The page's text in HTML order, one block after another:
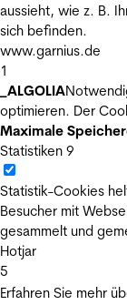
aussieht, wie z. B.
sich befinden.
www.garnius.de
1
_ALGOLIA
optimieren. Der
Maximale
Statistiken 9
Statistik-Cookies
Besucher mit
gesammelt und
Hotjar
5
Erfahren Sie mehr